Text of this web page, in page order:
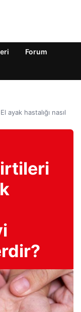
Forum
ayak hastalığı nasıl